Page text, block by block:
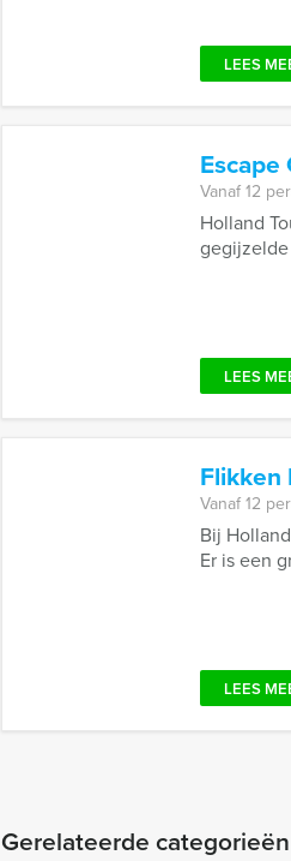
LEES
Vanaf 12
Holland
LEES
Flikken
Vanaf 12
Bij
Er is een
LEES
Gerelateerde categorieën